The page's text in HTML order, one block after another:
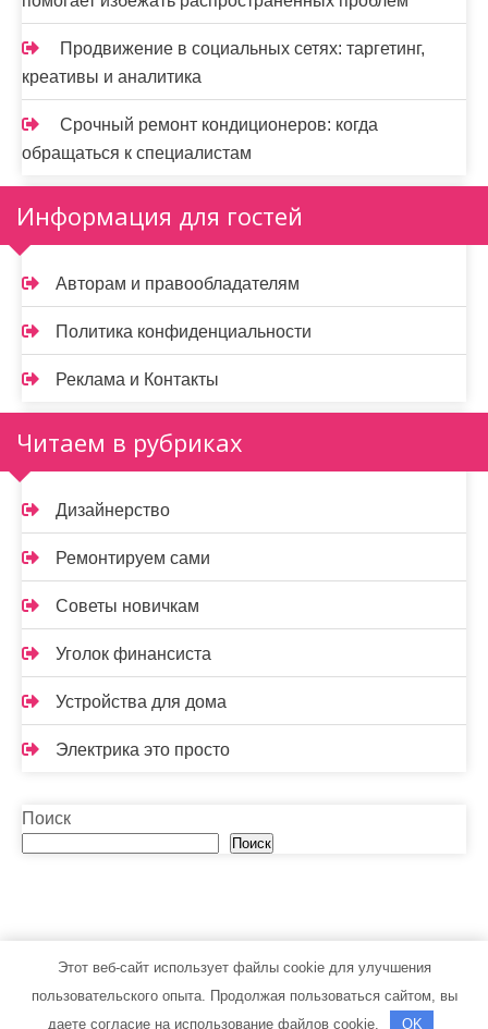
Продвижение в социальных сетях: таргетинг,
креативы и аналитика
Срочный ремонт кондиционеров: когда
обращаться к специалистам
Информация для гостей
Авторам и правообладателям
Политика конфиденциальности
Реклама и Контакты
Читаем в рубриках
Дизайнерство
Ремонтируем сами
Советы новичкам
Уголок финансиста
Устройства для дома
Электрика это просто
Поиск
Поиск
toolsib.ru - Работает на WordPress
Тема от Grace Themes
Этот веб-сайт использует файлы cookie для улучшения
пользовательского опыта. Продолжая пользоваться сайтом, вы
даете согласие на использование файлов cookie.
OK